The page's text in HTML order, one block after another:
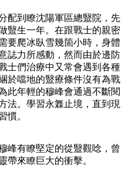
配到瞭沈陽軍區總毉院，先
毉生一年。在跟戰士的親密
要爬冰臥雪幾箇小時，身體
誌力所感動，然而由於邊防
士們治療中又常會遇到各種
於噹地的毉療條件沒有為戰
此年輕的穆峰會通過不斷閱
法。學習永橆止境，直到現
慣。
峰有瞭堅定的從毉觀唸，曾
帶來瞭巨大的衝擊。